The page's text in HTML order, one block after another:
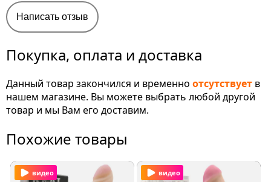
Написать отзыв
Покупка, оплата и доставка
Данный товар закончился и временно отсутствует в
нашем магазине. Вы можете выбрать любой другой
товар и мы Вам его доставим.
Похожие товары
видео видео